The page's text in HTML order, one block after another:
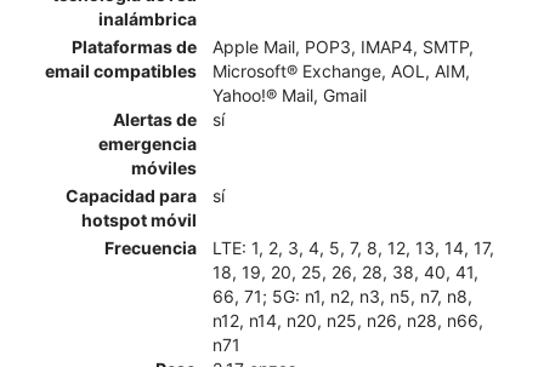
inalámbrica
Plataformas de
email compatibles
Apple Mail, POP3, IMAP4, SMTP,
Microsoft® Exchange, AOL, AIM,
Yahoo!® Mail, Gmail
Alertas de
emergencia
móviles
sí
Capacidad para
hotspot móvil
sí
Frecuencia
LTE: 1, 2, 3, 4, 5, 7, 8, 12, 13, 14, 17,
18, 19, 20, 25, 26, 28, 38, 40, 41,
66, 71; 5G: n1, n2, n3, n5, n7, n8,
n12, n14, n20, n25, n26, n28, n66,
n71